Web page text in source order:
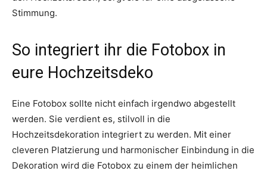
Stimmung.
So integriert ihr die Fotobox in
eure Hochzeitsdeko
Eine Fotobox sollte nicht einfach irgendwo abgestellt
werden. Sie verdient es, stilvoll in die
Hochzeitsdekoration integriert zu werden. Mit einer
cleveren Platzierung und harmonischer Einbindung in die
Dekoration wird die Fotobox zu einem der heimlichen